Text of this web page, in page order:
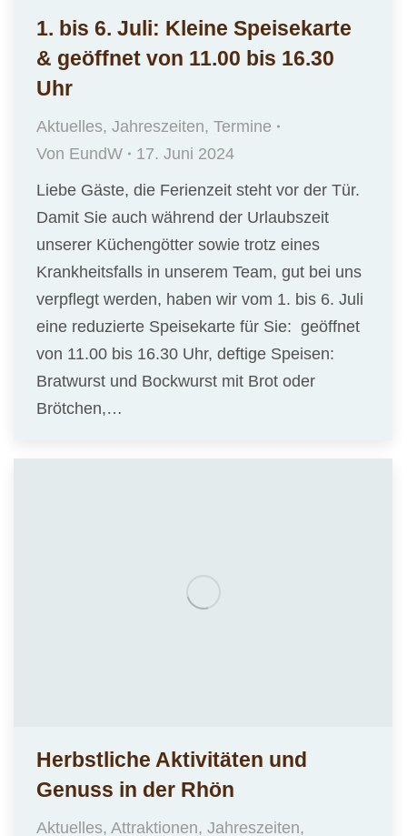
1. bis 6. Juli: Kleine Speisekarte
& geöffnet von 11.00 bis 16.30
Uhr
Aktuelles, Jahreszeiten, Termine
Von EundW
17. Juni 2024
Liebe Gäste, die Ferienzeit steht vor der Tür.
Damit Sie auch während der Urlaubszeit
unserer Küchengötter sowie trotz eines
Krankheitsfalls in unserem Team, gut bei uns
verpflegt werden, haben wir vom 1. bis 6. Juli
eine reduzierte Speisekarte für Sie: geöffnet
von 11.00 bis 16.30 Uhr, deftige Speisen:
Bratwurst und Bockwurst mit Brot oder
Brötchen,…
Herbstliche Aktivitäten und
Genuss in der Rhön
Aktuelles, Attraktionen, Jahreszeiten,